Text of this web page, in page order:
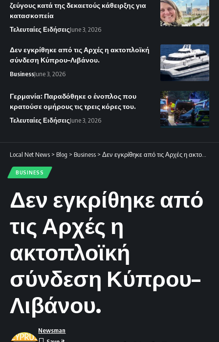
ζεύγους κατά της δεκαετούς κάθειρξης για
κατασκοπεία
Τελευταίες ΕιδήσειςJune 3, 2026
Δεν εγκρίθηκε από τις Αρχές η ακτοπλοϊκή
σύνδεση Κύπρου–Λιβάνου.
BusinessJune 3, 2026
Γερμανία: Παραδόθηκε ο ένοπλος που
κρατούσε ομήρους τις τρεις κόρες του.
Τελευταίες ΕιδήσειςJune 3, 2026
Local Net News > Blog > Business > Δεν εγκρίθηκε από τις Αρχές η ακτοπλοϊκή σύνδεση Κύπρου–Λιβάνου.
BUSINESS
Δεν εγκρίθηκε από
τις Αρχές η
ακτοπλοϊκή
σύνδεση Κύπρου–
Λιβάνου.
Newsman